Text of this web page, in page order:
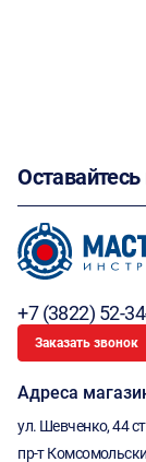
Оставайтесь
+7 (3822) 52-
Заказать звонок
Адреса
ул. Шевченко, 44
пр-т